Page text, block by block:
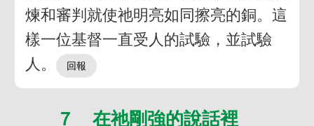
煉和審判就使祂明亮如同擦亮的銅。這
樣一位基督一直受人的試驗，並試驗
人。
７ 在祂剛強的說話裡